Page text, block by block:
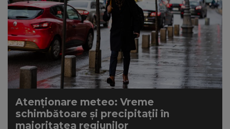
Atenționare meteo: Vreme
schimbătoare și precipitații în
majoritatea regiunilor